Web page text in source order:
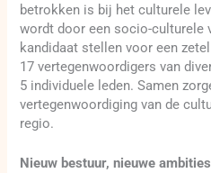
betrokken is bij het culturele
wordt door een socio-culturele
kandidaat stellen voor een
17 vertegenwoordigers van
5 individuele leden. Samen
vertegenwoordiging van de
regio.
Nieuw bestuur, nieuwe ambities